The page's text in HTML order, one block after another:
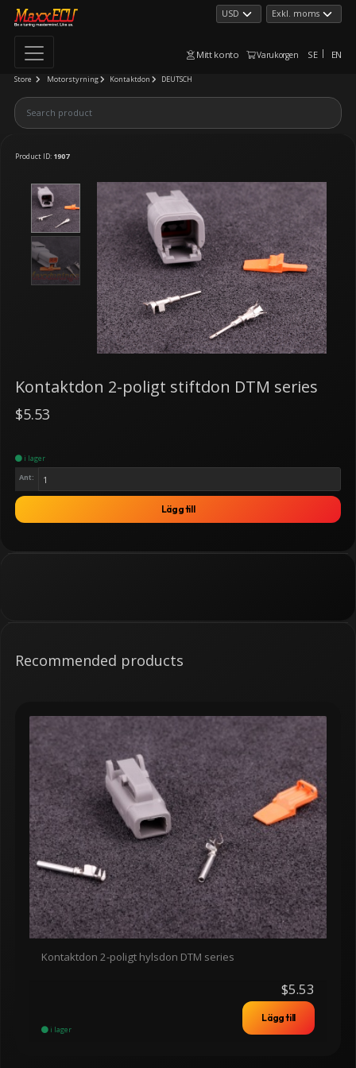
Mitt konto Varukorgen SE EN
Store Motorstyrning Kontaktdon DEUTSCH
Product ID: 1907
Kontaktdon 2-poligt stiftdon DTM series
$5.53
i lager
Ant:
Lägg till
Recommended products
Kontaktdon 2-poligt hylsdon DTM series
$5.53
i lager
Lägg till